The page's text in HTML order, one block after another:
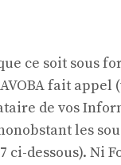
ce soit sous
fait appel
de vos
les
dessous). Ni